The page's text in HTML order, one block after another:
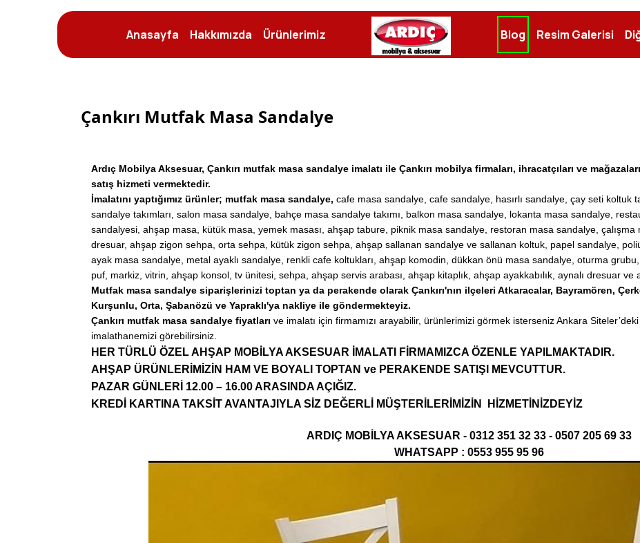
Çankırı Mutfak Masa Sandalye
Ardıç Mobilya Aksesuar, Çankırı mutfak masa sandalye imalatı ile Çankırı mobilya firmaları, ihracatçıları ve
satış hizmeti vermektedir.
İmalatını yaptığımız ürünler; mutfak masa sandalye, cafe masa sandalye, cafe sandalye, hasırlı sandalye, çay seti koltuk
sandalye takımları, salon masa sandalye, bahçe masa sandalye takımı, balkon masa sandalye, lokanta masa sandalye,
sandalyesi, ahşap masa, kütük masa, yemek masası, ahşap tabure, piknik masa sandalye, restoran masa sandalye, çalışma
dresuar, ahşap zigon sehpa, orta sehpa, kütük zigon sehpa, ahşap sallanan sandalye ve sallanan koltuk, papel sandalye,
ayak masa sandalye, metal ayaklı sandalye, renkli cafe koltukları, ahşap komodin, dükkan önü masa sandalye, oturma
puf, markiz, vitrin, ahşap konsol, tv ünitesi, sehpa, ahşap servis arabası, ahşap kitaplık, ahşap ayakkabılık, aynalı dresuar ve
Mutfak masa sandalye siparişlerinizi toptan ya da perakende olarak Çankırı'nın ilçeleri Atkaracalar, Bayramören,
Kurşunlu, Orta, Şabanözü ve Yapraklı'ya nakliye ile göndermekteyiz.
Çankırı mutfak masa sandalye fiyatları ve imalatı için firmamızı arayabilir, ürünlerimizi görmek isterseniz Ankara
imalathanemizi görebilirsiniz.
HER TÜRLÜ ÖZEL AHŞAP MOBİLYA AKSESUAR İMALATI FİRMAMIZCA ÖZENLE YAPILMAKTADIR.
AHŞAP ÜRÜNLERİMİZİN HAM VE BOYALI TOPTAN ve PERAKENDE SATIŞI MEVCUTTUR.
PAZAR GÜNLERİ 12.00 – 16.00 ARASINDA AÇIĞIZ.
KREDİ KARTINA TAKSİT AVANTAJIYLA SİZ DEĞERLİ MÜŞTERİLERİMİZİN HİZMETİNİZDEYİZ
ARDIÇ MOBİLYA AKSESUAR - 0312 351 32 33 - 0507 205 69 33
WHATSAPP : 0553 955 95 96
Anasayfa Hakkımızda Ürünlerimiz Blog Resim Galerisi